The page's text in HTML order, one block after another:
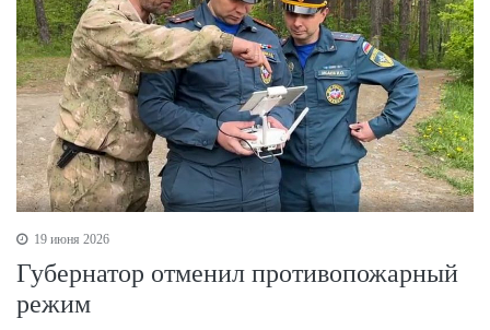
19 июня 2026
Губернатор отменил противопожарный
режим